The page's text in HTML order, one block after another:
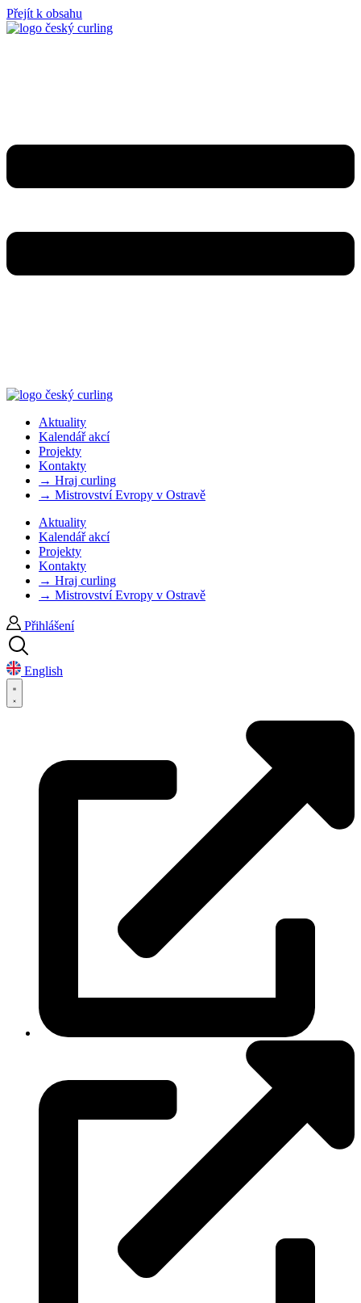
Přejít k obsahu
Aktuality
Kalendář akcí
Projekty
Kontakty
→ Hraj curling
→ Mistrovství Evropy v Ostravě
Aktuality
Kalendář akcí
Projekty
Kontakty
→ Hraj curling
→ Mistrovství Evropy v Ostravě
Přihlášení
English